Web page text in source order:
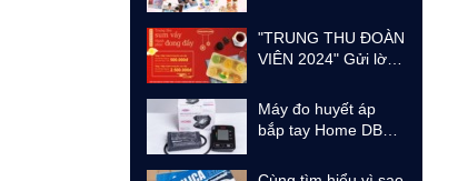
"TRUNG THU ĐOÀN
VIÊN 2024" Gửi lời
cả các quý đại lý và
khách hàng thân
thiết
Máy đo huyết áp
bắp tay Home DBP-
khỏe cho cả gia đình